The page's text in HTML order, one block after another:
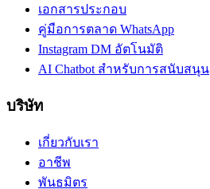
เอกสารประกอบ
คู่มือการตลาด WhatsApp
Instagram DM อัตโนมัติ
AI Chatbot สำหรับการสนับสนุน
บริษัท
เกี่ยวกับเรา
อาชีพ
พันธมิตร